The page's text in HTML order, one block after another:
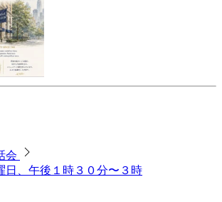
会
日、午後１時３０分〜３時